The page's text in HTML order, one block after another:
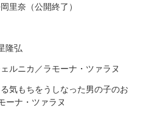
里奈（公開終了）
隆弘
ルニカ／ラモーナ・ツァラヌ
気もちをうしなった男の子のお
ナ・ツァラヌ